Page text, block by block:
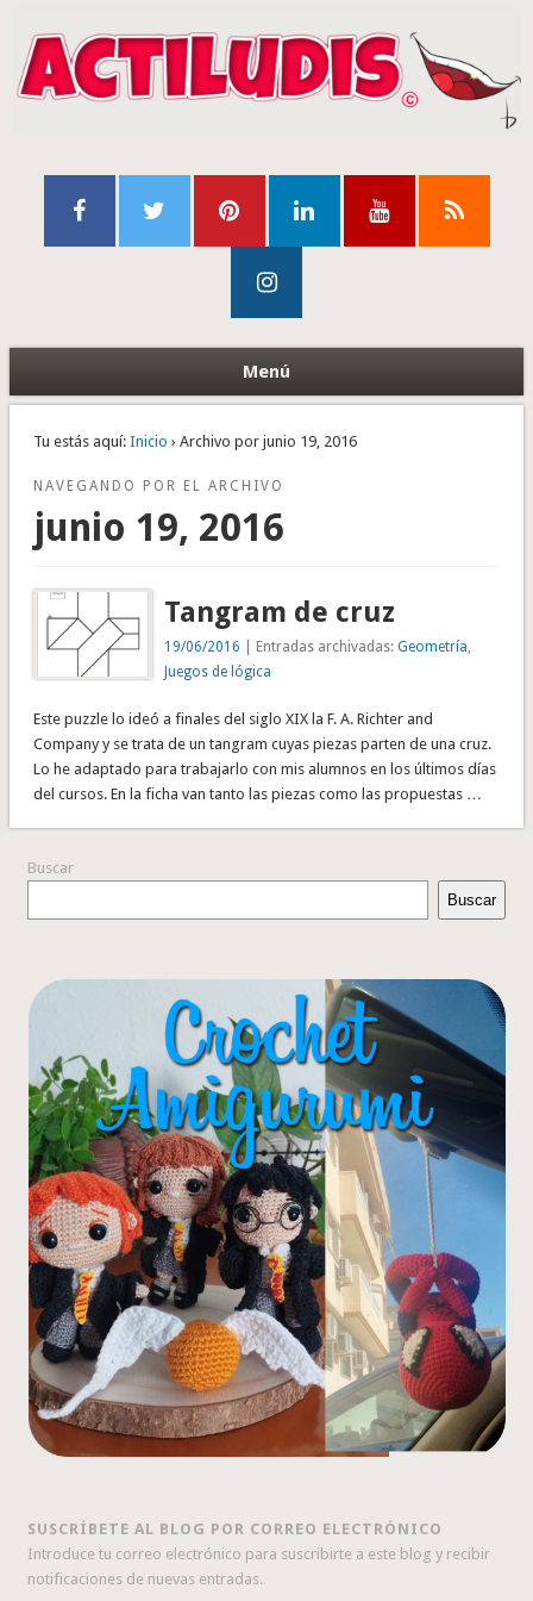
Menú
Tu estás aquí: Inicio › Archivo por junio 19, 2016
NAVEGANDO POR EL ARCHIVO
junio 19, 2016
Tangram de cruz
19/06/2016 | Entradas archivadas:Geometría
Juegos de lógica
Este puzzle lo ideó a finales del siglo XIX la F. A. Richter and
Company y se trata de un tangram cuyas piezas parten de una cruz.
Lo he adaptado para trabajarlo con mis alumnos en los últimos días
del cursos. En la ficha van tanto las piezas como las propuestas …
Buscar
Buscar
SUSCRÍBETE AL BLOG POR CORREO ELECTRÓNICO
Introduce tu correo electrónico para suscribirte a este blog y recibir
notificaciones de nuevas entradas.